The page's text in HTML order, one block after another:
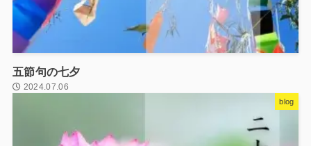
五節句の七夕
2024.07.06
blog